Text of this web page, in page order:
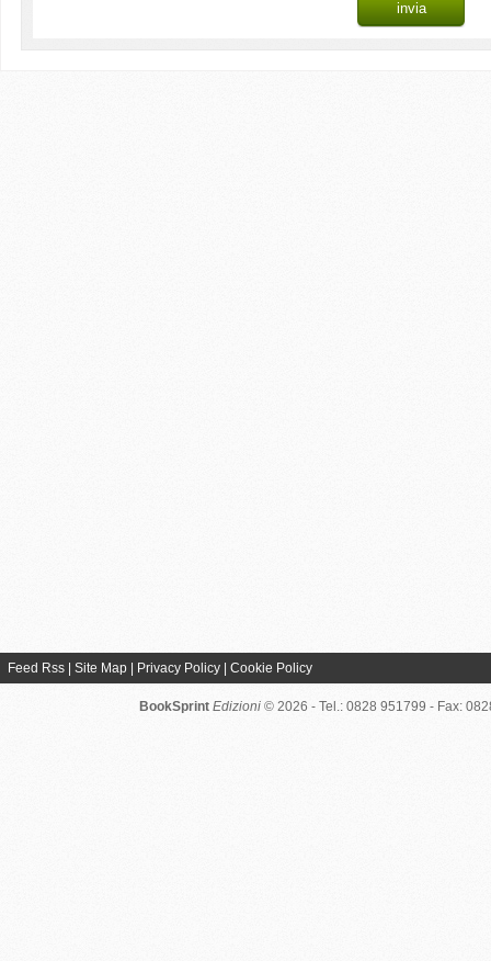
Feed Rss Site Map Privacy Policy Cookie Policy
BookSprint Edizioni © 2026 - Tel.: 0828 951799 - Fax: